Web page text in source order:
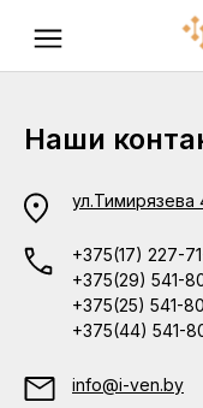
Наши
+375(17) 227-
+375(29) 541-
+375(25) 541-
+375(44) 541-
info@i-ven.by